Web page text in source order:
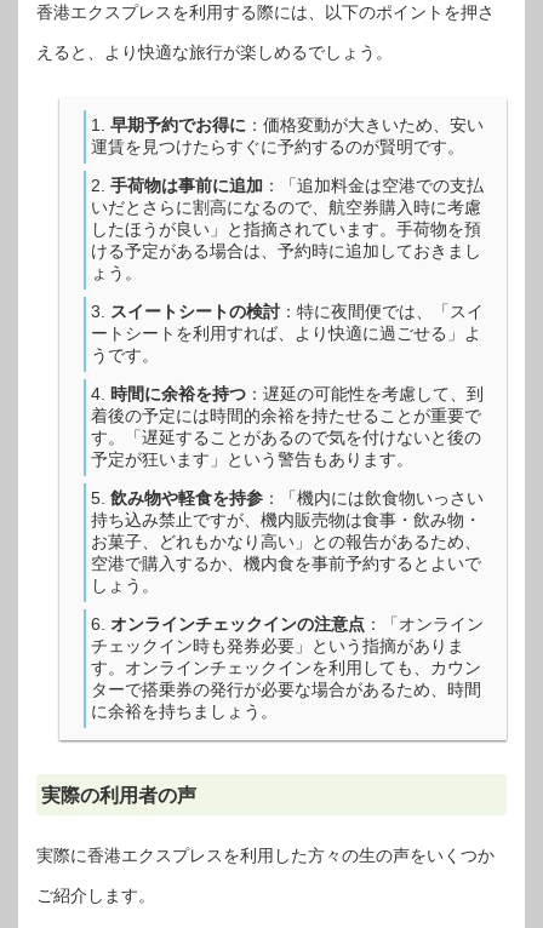
香港エクスプレスを利用する際には、以下のポイントを押さ
えると、より快適な旅行が楽しめるでしょう。
早期予約でお得に ：価格変動が大きいため、安い
運賃を見つけたらすぐに予約するのが賢明です。
手荷物は事前に追加 ：「追加料金は空港での支払
いだとさらに割高になるので、航空券購入時に考慮
したほうが良い」と指摘されています。手荷物を預
ける予定がある場合は、予約時に追加しておきまし
ょう。
スイートシートの検討 ：特に夜間便では、「スイ
ートシートを利用すれば、より快適に過ごせる」よ
うです。
時間に余裕を持つ ：遅延の可能性を考慮して、到
着後の予定には時間的余裕を持たせることが重要で
す。「遅延することがあるので気を付けないと後の
予定が狂います」という警告もあります。
飲み物や軽食を持参 ：「機内には飲食物いっさい
持ち込み禁止ですが、機内販売物は食事・飲み物・
お菓子、どれもかなり高い」との報告があるため、
空港で購入するか、機内食を事前予約するとよいで
しょう。
オンラインチェックインの注意点 ：「オンライン
チェックイン時も発券必要」という指摘がありま
す。オンラインチェックインを利用しても、カウン
ターで搭乗券の発行が必要な場合があるため、時間
に余裕を持ちましょう。
実際の利用者の声
実際に香港エクスプレスを利用した方々の生の声をいくつか
ご紹介します。